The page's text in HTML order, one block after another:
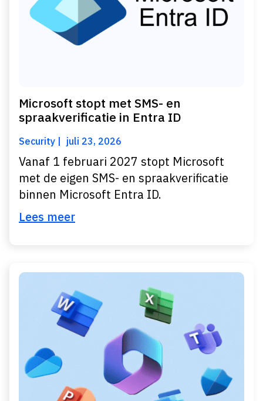
Microsoft stopt met SMS- en
spraakverificatie in Entra ID
Security juli 23, 2026
Vanaf 1 februari 2027 stopt Microsoft
met de eigen SMS- en spraakverificatie
binnen Microsoft Entra ID.
Lees meer